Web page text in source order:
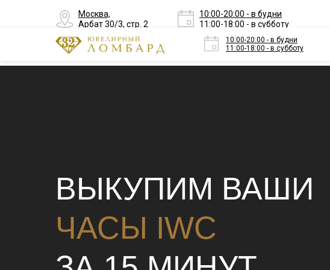
Москва,
Арбат 30/3, стр. 2
10:00-20:00 - в будни
11:00-18:00 - в субботу
Оценить
Скидки до 75%
10:00-20:00 - в будни
11:00-18:00 - в субботу
ВЫКУПИМ ВАШИ
ЧАСЫ IWC